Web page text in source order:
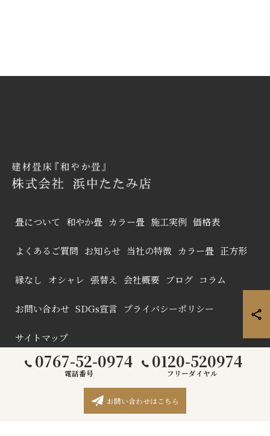
0767-52-0974
電話番号
0120-520974
フリーダイヤル
お問い合わせはこちら
畳について 和やか畳 カラー畳 施工実例 価格表
よくあるご質問 お知らせ 当社の特徴 カラー畳 正方形
縁なし オシャレ 張替え 会社概要 ブログ コラム
お問い合わせ SDGs宣言 プライバシーポリシー
サイトマップ
© 2026 石川の畳なら株式会社浜中たたみ店 ALL RIGHTS RESERVED.